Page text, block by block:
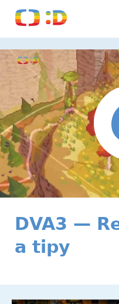
DVA3 —
a tipy